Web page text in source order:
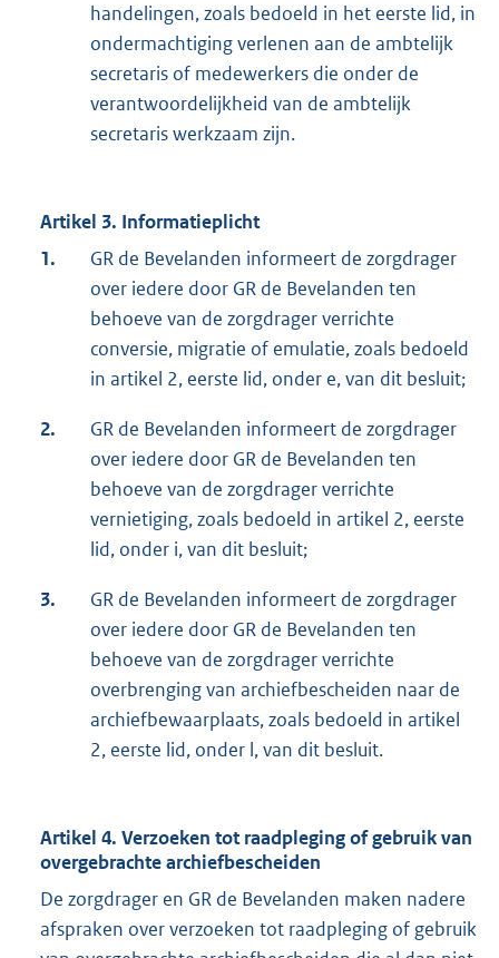
handelingen, zoals bedoeld in het eerste lid, in
ondermachtiging verlenen aan de ambtelijk
secretaris of medewerkers die onder de
verantwoordelijkheid van de ambtelijk
secretaris werkzaam zijn.
Artikel 3. Informatieplicht
1.
GR de Bevelanden informeert de zorgdrager
over iedere door GR de Bevelanden ten
behoeve van de zorgdrager verrichte
conversie, migratie of emulatie, zoals bedoeld
in artikel 2, eerste lid, onder e, van dit besluit;
2.
GR de Bevelanden informeert de zorgdrager
over iedere door GR de Bevelanden ten
behoeve van de zorgdrager verrichte
vernietiging, zoals bedoeld in artikel 2, eerste
lid, onder i, van dit besluit;
3.
GR de Bevelanden informeert de zorgdrager
over iedere door GR de Bevelanden ten
behoeve van de zorgdrager verrichte
overbrenging van archiefbescheiden naar de
archiefbewaarplaats, zoals bedoeld in artikel
2, eerste lid, onder l, van dit besluit.
Artikel 4. Verzoeken tot raadpleging of gebruik van
overgebrachte archiefbescheiden
De zorgdrager en GR de Bevelanden maken nadere
afspraken over verzoeken tot raadpleging of gebruik